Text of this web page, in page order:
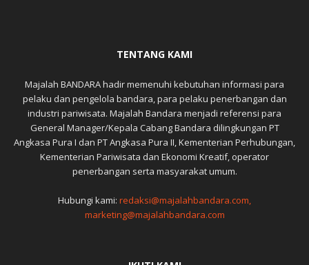
TENTANG KAMI
Majalah BANDARA hadir memenuhi kebutuhan informasi para
pelaku dan pengelola bandara, para pelaku penerbangan dan
industri pariwisata. Majalah Bandara menjadi referensi para
General Manager/Kepala Cabang Bandara dilingkungan PT
Angkasa Pura I dan PT Angkasa Pura II, Kementerian Perhubungan,
Kementerian Pariwisata dan Ekonomi Kreatif, operator
penerbangan serta masyarakat umum.
Hubungi kami: redaksi@majalahbandara.com,
marketing@majalahbandara.com